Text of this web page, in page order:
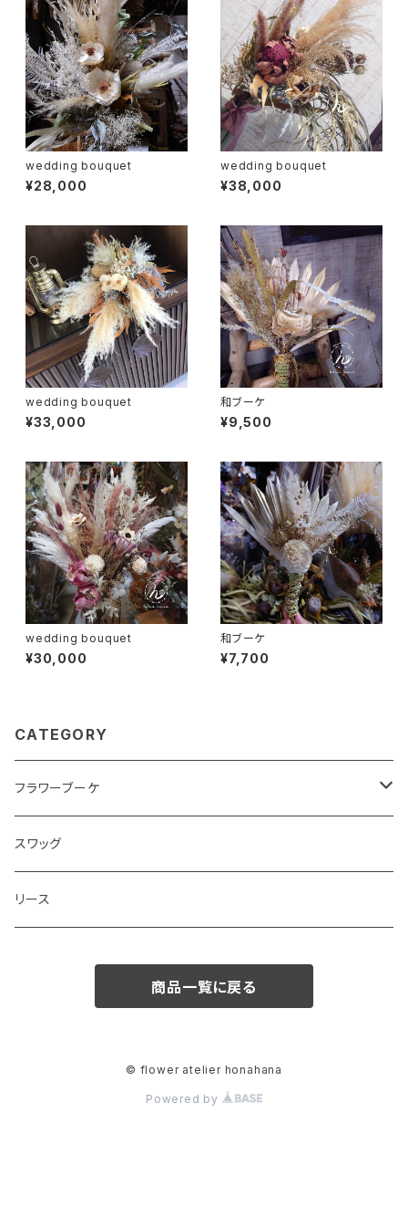
wedding bouquet
¥28,000
wedding bouquet
¥38,000
wedding bouquet
¥33,000
和ブーケ
¥9,500
wedding bouquet
¥30,000
和ブーケ
¥7,700
CATEGORY
フラワーブーケ
和ブーケ
スワッグ
リース
商品一覧に戻る
© flower atelier honahana
Powered by